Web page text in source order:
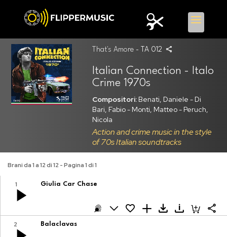
That's Amore - TA 012
Italian Connection - Italo
Crime 1970s
Compositori: Benati, Daniele - Di
Bari, Fabio - Monti, Matteo - Peruch,
Nicola
Action and crime music in the style
of 70s Italian soundtracks
Brani da 1 a 12 di 12 - Pagina 1 di 1
1 Giulia Car Chase
2 Balaclavas